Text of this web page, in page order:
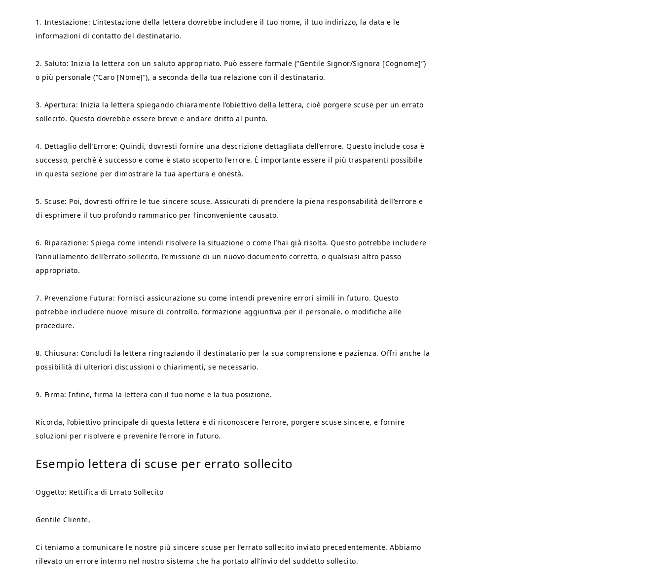
1. Intestazione: L’intestazione della lettera dovrebbe includere il tuo nome, il tuo indirizzo, la data e le
informazioni di contatto del destinatario.
2. Saluto: Inizia la lettera con un saluto appropriato. Può essere formale (“Gentile Signor/Signora [Cognome]”)
o più personale (“Caro [Nome]”), a seconda della tua relazione con il destinatario.
3. Apertura: Inizia la lettera spiegando chiaramente l’obiettivo della lettera, cioè porgere scuse per un errato
sollecito. Questo dovrebbe essere breve e andare dritto al punto.
4. Dettaglio dell’Errore: Quindi, dovresti fornire una descrizione dettagliata dell’errore. Questo include cosa è
successo, perché è successo e come è stato scoperto l’errore. È importante essere il più trasparenti possibile
in questa sezione per dimostrare la tua apertura e onestà.
5. Scuse: Poi, dovresti offrire le tue sincere scuse. Assicurati di prendere la piena responsabilità dell’errore e
di esprimere il tuo profondo rammarico per l’inconveniente causato.
6. Riparazione: Spiega come intendi risolvere la situazione o come l’hai già risolta. Questo potrebbe includere
l’annullamento dell’errato sollecito, l’emissione di un nuovo documento corretto, o qualsiasi altro passo
appropriato.
7. Prevenzione Futura: Fornisci assicurazione su come intendi prevenire errori simili in futuro. Questo
potrebbe includere nuove misure di controllo, formazione aggiuntiva per il personale, o modifiche alle
procedure.
8. Chiusura: Concludi la lettera ringraziando il destinatario per la sua comprensione e pazienza. Offri anche la
possibilità di ulteriori discussioni o chiarimenti, se necessario.
9. Firma: Infine, firma la lettera con il tuo nome e la tua posizione.
Ricorda, l’obiettivo principale di questa lettera è di riconoscere l’errore, porgere scuse sincere, e fornire
soluzioni per risolvere e prevenire l’errore in futuro.
Esempio lettera di scuse per errato sollecito
Oggetto: Rettifica di Errato Sollecito
Gentile Cliente,
Ci teniamo a comunicare le nostre più sincere scuse per l’errato sollecito inviato precedentemente. Abbiamo
rilevato un errore interno nel nostro sistema che ha portato all’invio del suddetto sollecito.